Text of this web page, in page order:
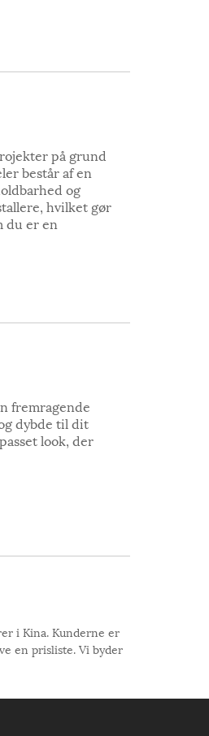
på grund
består af en
og
hvilket gør
du er en
fremragende
dybde til dit
look, der
i Kina. Kunderne er
en prisliste. Vi byder